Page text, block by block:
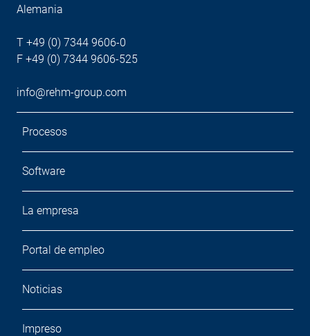
Alemania
T +49 (0) 7344 9606-0
F +49 (0) 7344 9606-525
info@rehm-group.com
Procesos
Software
La empresa
Portal de empleo
Noticias
Impreso